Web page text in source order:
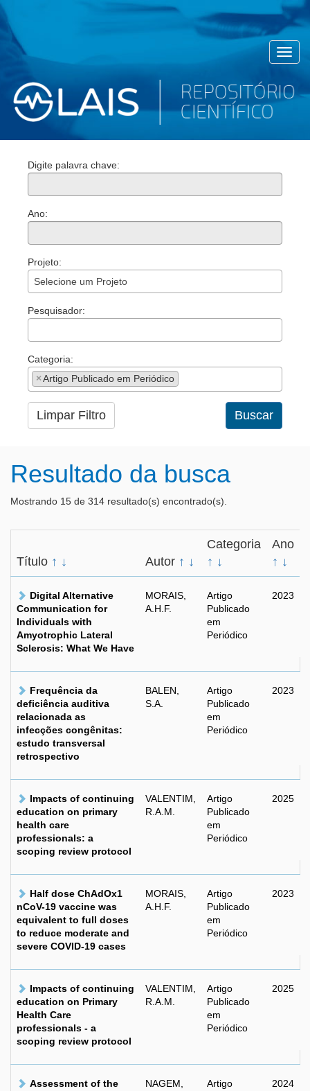
Digite palavra chave:
Ano:
Projeto:
Selecione um Projeto
Pesquisador:
Categoria:
×Artigo Publicado em Periódico
Limpar Filtro Buscar
Resultado da busca
Mostrando 15 de 314 resultado(s) encontrado(s).
Título ↑ ↓ Autor ↑ ↓
Categoria
↑ ↓
Ano
↑ ↓
Digital Alternative
Communication for
Individuals with
Amyotrophic Lateral
Sclerosis: What We Have
MORAIS,
A.H.F.
Artigo
Publicado
em
Periódico
2023
Frequência da
deficiência auditiva
relacionada as
infecções congênitas:
estudo transversal
retrospectivo
BALEN,
S.A.
Artigo
Publicado
em
Periódico
2023
Impacts of continuing
education on primary
health care
professionals: a
scoping review protocol
VALENTIM,
R.A.M.
Artigo
Publicado
em
Periódico
2025
Half dose ChAdOx1
nCoV-19 vaccine was
equivalent to full doses
to reduce moderate and
severe COVID-19 cases
MORAIS,
A.H.F.
Artigo
Publicado
em
Periódico
2023
Impacts of continuing
education on Primary
Health Care
professionals - a
scoping review protocol
VALENTIM,
R.A.M.
Artigo
Publicado
em
Periódico
2025
Assessment of the
NAGEM,
Artigo
2024